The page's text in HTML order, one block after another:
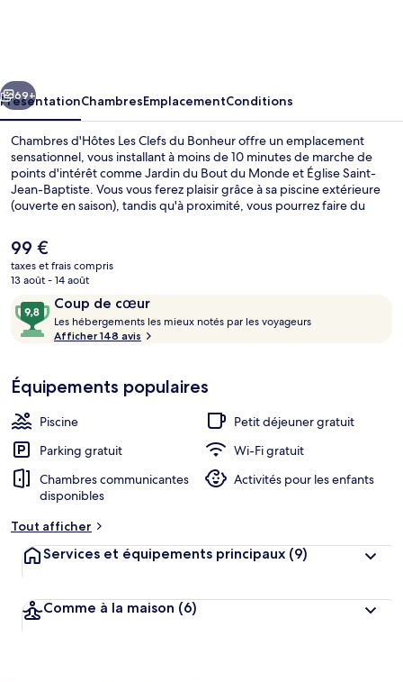
du
Bonheur
Suivant
69+
PrésentationChambresEmplacementConditions
Chambres d'Hôtes Les Clefs du Bonheur offre un emplacement
sensationnel, vous installant à moins de 10 minutes de marche de
points d'intérêt comme Jardin du Bout du Monde et Église Saint-
Jean-Baptiste. Vous vous ferez plaisir grâce à sa piscine extérieure
(ouverte en saison), tandis qu'à proximité, vous pourrez faire du
hébergement figurent une terrasse et un jardin.
Le
prix
actuel
de
99 €.
99 €
taxes et frais compris
13 août - 14 août
Avis
voyageurs
Coup de cœur
9,8
sur
10,
cœur
Les hébergements les mieux notés par les voyageurs
b
e
e
t
l
Afficher 148 avis
Équipements populaires
Piscine
Petit déjeuner gratuit
Parking gratuit
Wi-Fi gratuit
Chambres communicantes
disponibles
Activités pour les enfants
Tout afficher
Services et équipements principaux (9)
Comme à la maison (6)